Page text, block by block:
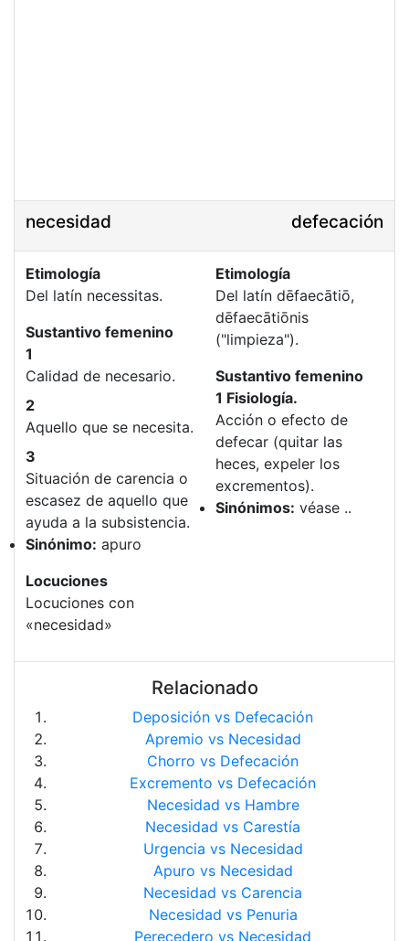
necesidad defecación
Etimología
Del latín necessitas.
Sustantivo femenino
1
Calidad de necesario.
2
Aquello que se necesita.
3
Situación de carencia o
escasez de aquello que
ayuda a la subsistencia.
Sinónimo: apuro
Locuciones
Locuciones con
«necesidad»
Etimología
Del latín dēfaecātiō,
dēfaecātiōnis
("limpieza").
Sustantivo femenino
1 Fisiología.
Acción o efecto de
defecar (quitar las
heces, expeler los
excrementos).
Sinónimos: véase ..
Relacionado
Deposición vs Defecación
Apremio vs Necesidad
Chorro vs Defecación
Excremento vs Defecación
Necesidad vs Hambre
Necesidad vs Carestía
Urgencia vs Necesidad
Apuro vs Necesidad
Necesidad vs Carencia
Necesidad vs Penuria
Perecedero vs Necesidad